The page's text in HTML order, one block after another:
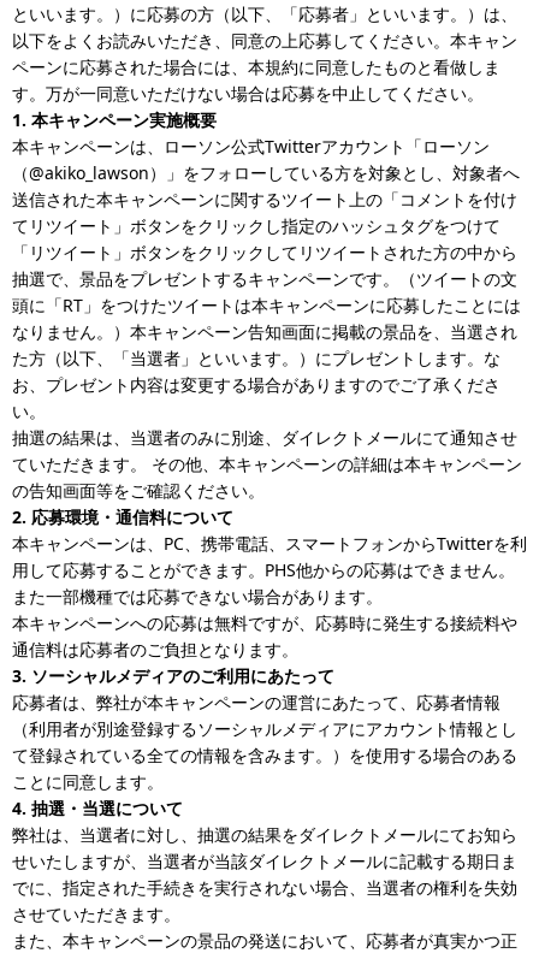
といいます。）に応募の方（以下、「応募者」といいます。）は、
以下をよくお読みいただき、同意の上応募してください。本キャン
ペーンに応募された場合には、本規約に同意したものと看做しま
す。万が一同意いただけない場合は応募を中止してください。
1. 本キャンペーン実施概要
本キャンペーンは、ローソン公式Twitterアカウント「ローソン
（@akiko_lawson）」をフォローしている方を対象とし、対象者へ
送信された本キャンペーンに関するツイート上の「コメントを付け
てリツイート」ボタンをクリックし指定のハッシュタグをつけて
「リツイート」ボタンをクリックしてリツイートされた方の中から
抽選で、景品をプレゼントするキャンペーンです。（ツイートの文
頭に「RT」をつけたツイートは本キャンペーンに応募したことには
なりません。）本キャンペーン告知画面に掲載の景品を、当選され
た方（以下、「当選者」といいます。）にプレゼントします。な
お、プレゼント内容は変更する場合がありますのでご了承くださ
い。
抽選の結果は、当選者のみに別途、ダイレクトメールにて通知させ
ていただきます。 その他、本キャンペーンの詳細は本キャンペーン
の告知画面等をご確認ください。
2. 応募環境・通信料について
本キャンペーンは、PC、携帯電話、スマートフォンからTwitterを利
用して応募することができます。PHS他からの応募はできません。
また一部機種では応募できない場合があります。
本キャンペーンへの応募は無料ですが、応募時に発生する接続料や
通信料は応募者のご負担となります。
3. ソーシャルメディアのご利用にあたって
応募者は、弊社が本キャンペーンの運営にあたって、応募者情報
（利用者が別途登録するソーシャルメディアにアカウント情報とし
て登録されている全ての情報を含みます。）を使用する場合のある
ことに同意します。
4. 抽選・当選について
弊社は、当選者に対し、抽選の結果をダイレクトメールにてお知ら
せいたしますが、当選者が当該ダイレクトメールに記載する期日ま
でに、指定された手続きを実行されない場合、当選者の権利を失効
させていただきます。
また、本キャンペーンの景品の発送において、応募者が真実かつ正